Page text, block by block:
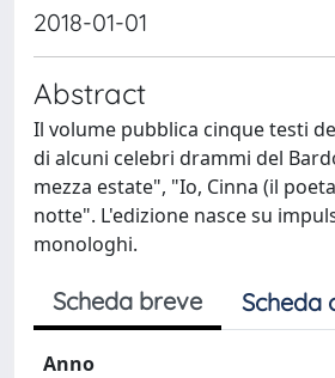
2018-01-01
Abstract
Il volume pubblica cinque testi
di alcuni celebri drammi del
mezza estate", "Io, Cinna (il
notte". L'edizione nasce su
monologhi.
Scheda breve Scheda
Anno